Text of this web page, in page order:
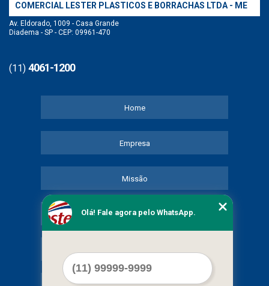
COMERCIAL LESTER PLASTICOS E BORRACHAS LTDA - ME
Av. Eldorado, 1009 - Casa Grande
Diadema - SP - CEP: 09961-470
(11) 4061-1200
Home
Empresa
Missão
Serviços
Olá! Fale agora pelo WhatsApp.